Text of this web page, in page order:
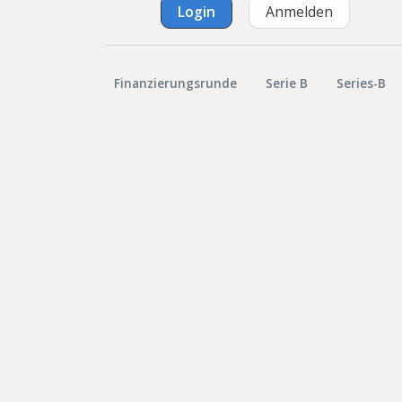
Login Anmelden
Finanzierungsrunde Serie B Series-B